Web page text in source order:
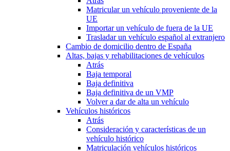
Matricular un vehículo proveniente de la
UE
Importar un vehículo de fuera de la UE
Trasladar un vehículo español al extranjero
Cambio de domicilio dentro de España
Altas, bajas y rehabilitaciones de vehículos
Atrás
Baja temporal
Baja definitiva
Baja definitiva de un VMP
Volver a dar de alta un vehículo
Vehículos históricos
Atrás
Consideración y características de un
vehículo histórico
Matriculación vehículos históricos